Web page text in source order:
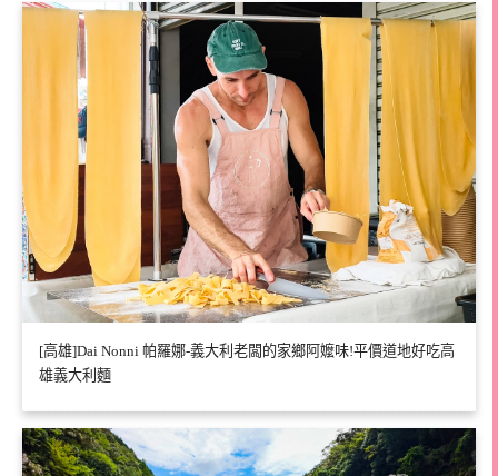
[高雄]Dai Nonni 帕羅娜-義大利老闆的家鄉阿嬤味!平價道地好吃高
雄義大利麵